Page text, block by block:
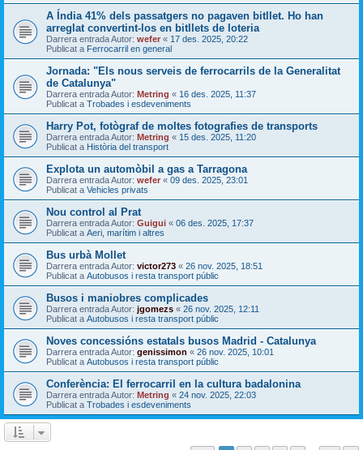
A Índia 41% dels passatgers no pagaven bitllet. Ho han
arreglat convertint-los en bitllets de loteria
Darrera entrada Autor: wefer « 17 des. 2025, 20:22
Publicat a Ferrocarril en general
Jornada: "Els nous serveis de ferrocarrils de la Generalitat
de Catalunya"
Darrera entrada Autor: Metring « 16 des. 2025, 11:37
Publicat a Trobades i esdeveniments
Harry Pot, fotògraf de moltes fotografies de transports
Darrera entrada Autor: Metring « 15 des. 2025, 11:20
Publicat a Història del transport
Explota un automòbil a gas a Tarragona
Darrera entrada Autor: wefer « 09 des. 2025, 23:01
Publicat a Vehicles privats
Nou control al Prat
Darrera entrada Autor: Guigui « 06 des. 2025, 17:37
Publicat a Aeri, marítim i altres
Bus urbà Mollet
Darrera entrada Autor: victor273 « 26 nov. 2025, 18:51
Publicat a Autobusos i resta transport públic
Busos i maniobres complicades
Darrera entrada Autor: jgomezs « 26 nov. 2025, 12:11
Publicat a Autobusos i resta transport públic
Noves concessións estatals busos Madrid - Catalunya
Darrera entrada Autor: genissimon « 26 nov. 2025, 10:01
Publicat a Autobusos i resta transport públic
Conferència: El ferrocarril en la cultura badalonina
Darrera entrada Autor: Metring « 24 nov. 2025, 22:03
Publicat a Trobades i esdeveniments